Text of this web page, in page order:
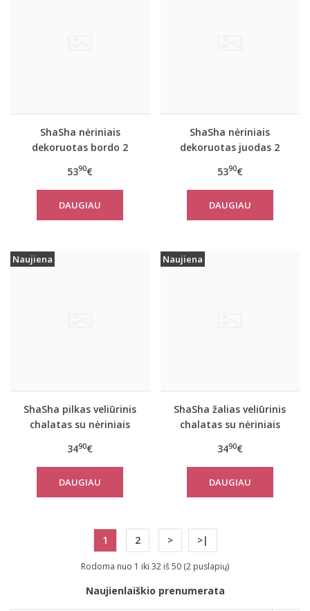
ShaSha nėriniais
dekoruotas bordo 2
komplektas DAISY
5390€
DAUGIAU
ShaSha nėriniais
dekoruotas juodas 2
komplektas DAISY
5390€
DAUGIAU
Naujiena
ShaSha pilkas veliūrinis
chalatas su nėriniais
3490€
DAUGIAU
Naujiena
ShaSha žalias veliūrinis
chalatas su nėriniais
3490€
DAUGIAU
1 2 > >|
Rodoma nuo 1 iki 32 iš 50 (2 puslapių)
Naujienlaiškio prenumerata